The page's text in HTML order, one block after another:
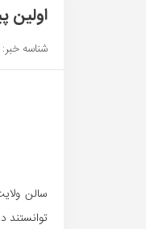
اولین
شناسه خبر: 37219
سالن
توانستند